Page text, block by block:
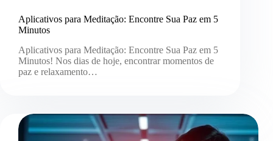
Aplicativos para Meditação: Encontre Sua Paz em 5
Minutos
Aplicativos para Meditação: Encontre Sua Paz em 5
Minutos! Nos dias de hoje, encontrar momentos de
paz e relaxamento…